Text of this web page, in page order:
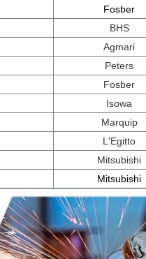
Fosber
BHS
Agmari
Peters
Fosber
Isowa
Marquip
L'Egitto
Mitsubishi
Mitsubishi